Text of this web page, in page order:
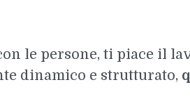
le persone, ti piace il
dinamico e strutturato,